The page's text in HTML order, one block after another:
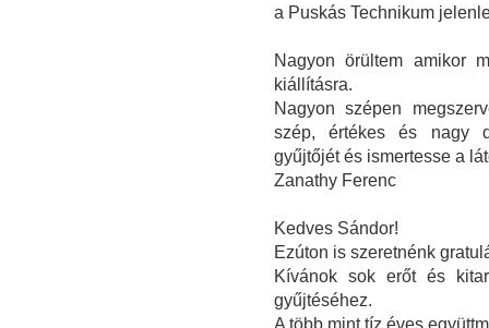
a Puskás Technikum
Nagyon örültem amikor
kiállításra.
Nagyon szépen
szép, értékes és nagy
gyűjtőjét és ismertesse a
Zanathy Ferenc
Kedves Sándor!
Ezúton is szeretnénk
Kívánok sok erőt és
gyűjtéséhez.